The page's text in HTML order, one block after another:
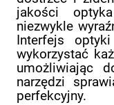
jakości
niezwykle
Interfejs
wykorzystać
umożliwiając
narzędzi
perfekcyjny.